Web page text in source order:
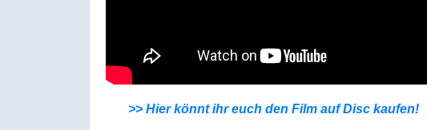
>> Hier könnt ihr euch den Film auf Disc kaufen!